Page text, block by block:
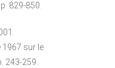
829-850.
1967 sur le
243-259.